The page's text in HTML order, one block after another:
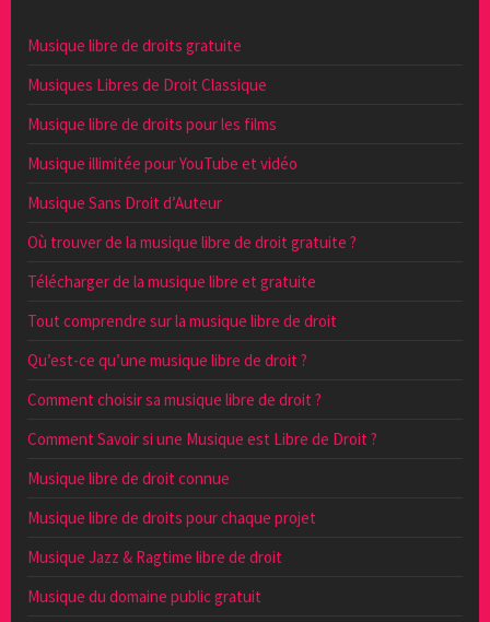
Musique libre de droits gratuite
Musiques Libres de Droit Classique
Musique libre de droits pour les films
Musique illimitée pour YouTube et vidéo
Musique Sans Droit d’Auteur
Où trouver de la musique libre de droit gratuite ?
Télécharger de la musique libre et gratuite
Tout comprendre sur la musique libre de droit
Qu’est-ce qu’une musique libre de droit ?
Comment choisir sa musique libre de droit ?
Comment Savoir si une Musique est Libre de Droit ?
Musique libre de droit connue
Musique libre de droits pour chaque projet
Musique Jazz & Ragtime libre de droit
Musique du domaine public gratuit